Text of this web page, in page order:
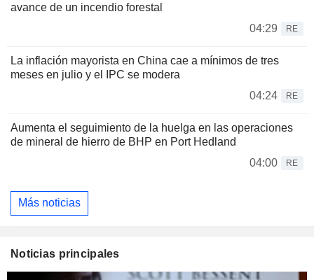
avance de un incendio forestal
04:29
RE
La inflación mayorista en China cae a mínimos de tres
meses en julio y el IPC se modera
04:24
RE
Aumenta el seguimiento de la huelga en las operaciones
de mineral de hierro de BHP en Port Hedland
04:00
RE
Más noticias
Noticias principales